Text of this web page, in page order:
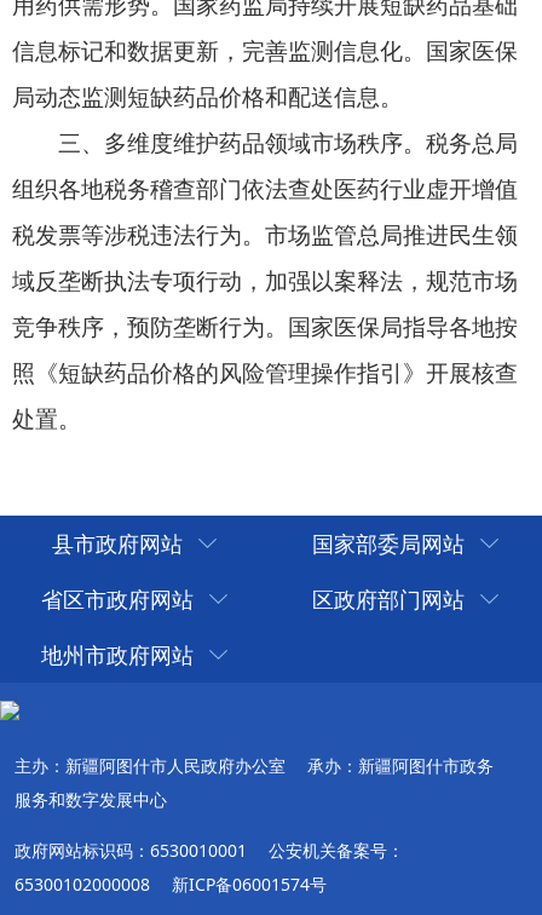
照《短缺药品价格的风险管理操作指引》开展核查
处置。
县市政府网站
国家部委局网站
省区市政府网站
区政府部门网站
地州市政府网站
主办：新疆阿图什市人民政府办公室
承办：新疆阿图什市政务
服务和数字发展中心
政府网站标识码：6530010001
公安机关备案号：
65300102000008
新ICP备06001574号